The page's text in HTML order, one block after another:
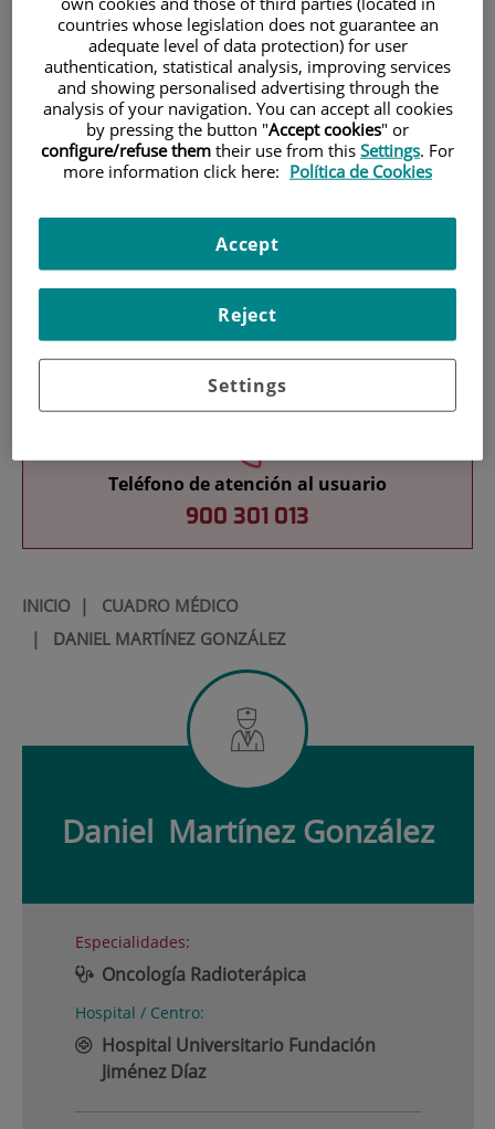
Investigación
Docencia
Teléfono de atención al usuario
900 301 013
INICIO| CUADRO MÉDICO
| DANIEL MARTÍNEZ GONZÁLEZ
Daniel Martínez González
Especialidades:
Oncología Radioterápica
Hospital / Centro:
Hospital Universitario Fundación
Jiménez Díaz
countries whose legislation does not guarantee an
adequate level of data protection) for user
authentication, statistical analysis, improving services
and showing personalised advertising through the
analysis of your navigation. You can accept all cookies
by pressing the button "Accept cookies" or
configure/refuse them their use from this Settings. For
more information click here: Política de Cookies
Settings
Reject
Accept